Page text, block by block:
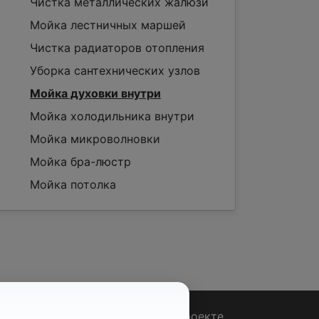
Мойка лестничных маршей
Чистка радиаторов отопления
Уборка сантехнических узлов
Мойка духовки внутри
Мойка холодильника внутри
Мойка микроволновки
Мойка бра-люстр
Мойка потолка
О проекте